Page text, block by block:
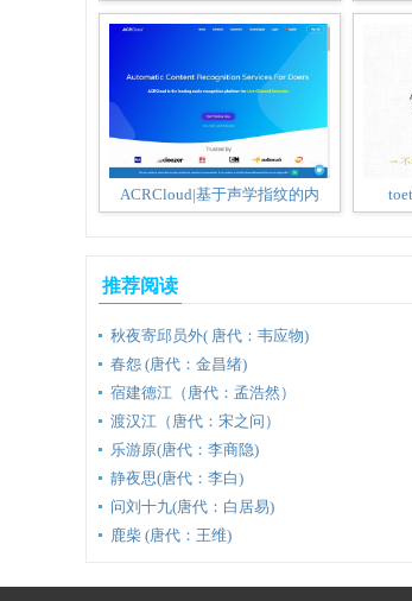
ACRCloud|基于声学指纹的内
推荐阅读
秋夜寄邱员外( 唐代：韦应物)
春怨 (唐代：金昌绪)
宿建德江（唐代：孟浩然）
渡汉江（唐代：宋之问）
乐游原(唐代：李商隐)
静夜思(唐代：李白)
问刘十九(唐代：白居易)
鹿柴 (唐代：王维)